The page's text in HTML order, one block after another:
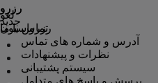
رزرو
رزرو
جدید
لغو
رزرواسیون
تماس با ما
آدرس و شماره های تماس
نظرات و پیشنهادات
سیستم پشتیبانی
پرسش و پاسخ های متداول